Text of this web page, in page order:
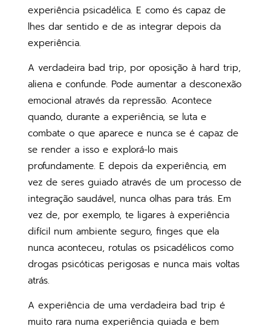
experiência psicadélica. E como és capaz de
lhes dar sentido e de as integrar depois da
experiência.
A verdadeira bad trip, por oposição à hard trip,
aliena e confunde. Pode aumentar a desconexão
emocional através da repressão. Acontece
quando, durante a experiência, se luta e
combate o que aparece e nunca se é capaz de
se render a isso e explorá-lo mais
profundamente. E depois da experiência, em
vez de seres guiado através de um processo de
integração saudável, nunca olhas para trás. Em
vez de, por exemplo, te ligares à experiência
difícil num ambiente seguro, finges que ela
nunca aconteceu, rotulas os psicadélicos como
drogas psicóticas perigosas e nunca mais voltas
atrás.
A experiência de uma verdadeira bad trip é
muito rara numa experiência guiada e bem